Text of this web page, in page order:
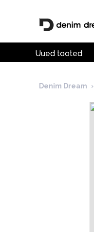
Uued tooted
Denim Dream ›